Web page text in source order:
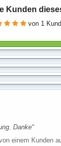
Kunden
von 1
Danke
einem Kunden